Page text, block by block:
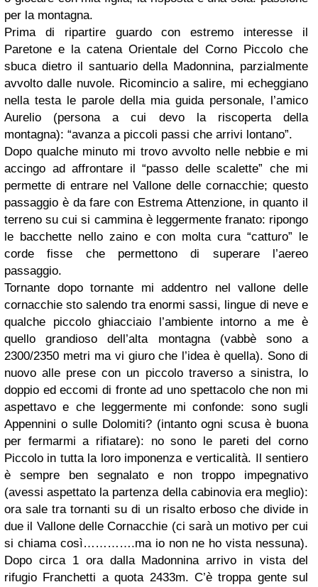
per la montagna.
Prima di ripartire guardo con estremo interesse il
Paretone e la catena Orientale del Corno Piccolo che
sbuca dietro il santuario della Madonnina, parzialmente
avvolto dalle nuvole. Ricomincio a salire, mi echeggiano
nella testa le parole della mia guida personale, l’amico
Aurelio (persona a cui devo la riscoperta della
montagna): “avanza a piccoli passi che arrivi lontano”.
Dopo qualche minuto mi trovo avvolto nelle nebbie e mi
accingo ad affrontare il “passo delle scalette” che mi
permette di entrare nel Vallone delle cornacchie; questo
passaggio è da fare con Estrema Attenzione, in quanto il
terreno su cui si cammina è leggermente franato: ripongo
le bacchette nello zaino e con molta cura “catturo” le
corde fisse che permettono di superare l’aereo
passaggio.
Tornante dopo tornante mi addentro nel vallone delle
cornacchie sto salendo tra enormi sassi, lingue di neve e
qualche piccolo ghiacciaio l’ambiente intorno a me è
quello grandioso dell’alta montagna (vabbè sono a
2300/2350 metri ma vi giuro che l’idea è quella). Sono di
nuovo alle prese con un piccolo traverso a sinistra, lo
doppio ed eccomi di fronte ad uno spettacolo che non mi
aspettavo e che leggermente mi confonde: sono sugli
Appennini o sulle Dolomiti? (intanto ogni scusa è buona
per fermarmi a rifiatare): no sono le pareti del corno
Piccolo in tutta la loro imponenza e verticalità. Il sentiero
è sempre ben segnalato e non troppo impegnativo
(avessi aspettato la partenza della cabinovia era meglio):
ora sale tra tornanti su di un risalto erboso che divide in
due il Vallone delle Cornacchie (ci sarà un motivo per cui
si chiama così………….ma io non ne ho vista nessuna).
Dopo circa 1 ora dalla Madonnina arrivo in vista del
rifugio Franchetti a quota 2433m. C’è troppa gente sul